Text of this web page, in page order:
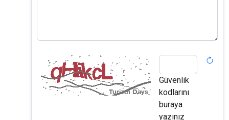
Güvenlik
kodlarını
buraya
yazınız